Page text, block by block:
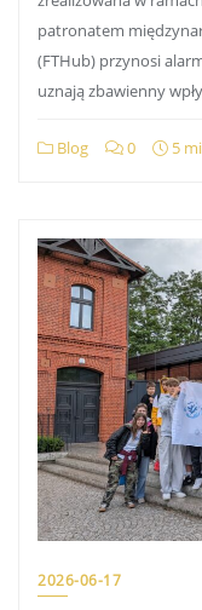
patronatem
(FTHub) przynosi
uznają zbawienny
Blog 0 5
2026-06-17